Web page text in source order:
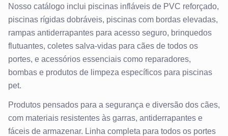
Nosso catálogo inclui piscinas infláveis de PVC reforçado,
piscinas rígidas dobráveis, piscinas com bordas elevadas,
rampas antiderrapantes para acesso seguro, brinquedos
flutuantes, coletes salva-vidas para cães de todos os
portes, e acessórios essenciais como reparadores,
bombas e produtos de limpeza específicos para piscinas
pet.
Produtos pensados para a segurança e diversão dos cães,
com materiais resistentes às garras, antiderrapantes e
fáceis de armazenar. Linha completa para todos os portes